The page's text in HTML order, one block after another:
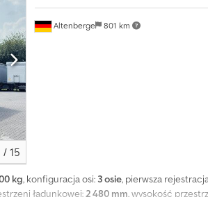
/ 15
Altenberge 801 km
kg, konfiguracja osi: 3 osie, pierwsza
ładunkowej:2 480 mm, wysokość